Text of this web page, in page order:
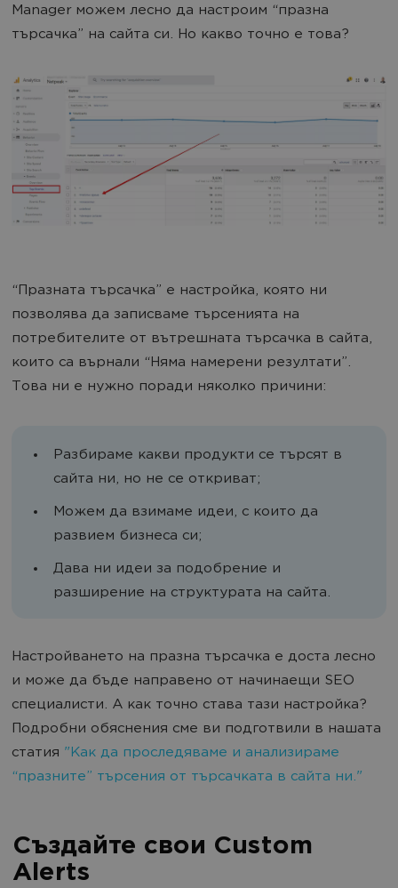
Manager можем лесно да настроим “празна
търсачка” на сайта си. Но какво точно е това?
“Празната търсачка” е настройка, която ни
позволява да записваме търсенията на
потребителите от вътрешната търсачка в сайта,
които са върнали “Няма намерени резултати”.
Това ни е нужно поради няколко причини:
Разбираме какви продукти се търсят в
сайта ни, но не се откриват;
Можем да взимаме идеи, с които да
развием бизнеса си;
Дава ни идеи за подобрение и
разширение на структурата на сайта.
Настройването на празна търсачка е доста лесно
и може да бъде направено от начинаещи SEO
специалисти. А как точно става тази настройка?
Подробни обяснения сме ви подготвили в нашата
статия "Как да проследяваме и анализираме
“празните” търсения от търсачката в сайта ни."
Създайте свои Custom
Alerts